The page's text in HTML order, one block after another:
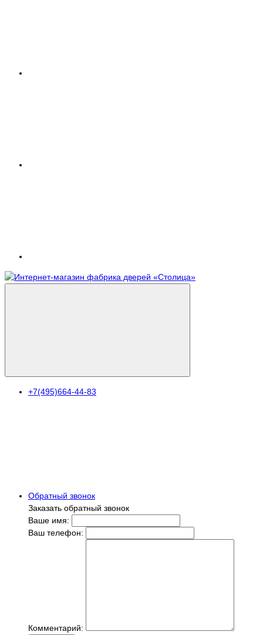
+7(495)664-44-83
Обратный звонок
Заказать обратный звонок
Ваше имя:
Ваш телефон:
Комментарий: